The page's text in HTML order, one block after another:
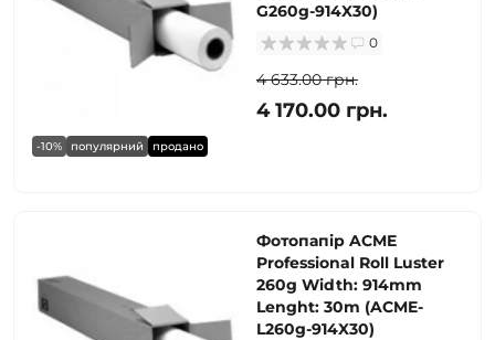
-10% популярний продано
G260g-914X30)
0
4 633.00 грн.
4 170.00 грн.
Фотопапір ACME
Professional Roll Luster
260g Width: 914mm
Lenght: 30m (ACME-
L260g-914X30)